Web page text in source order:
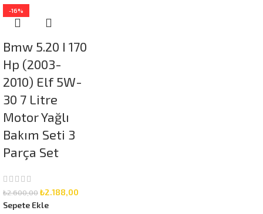
-16%
Bmw 5.20 I 170
Hp (2003-
2010) Elf 5W-
30 7 Litre
Motor Yağlı
Bakım Seti 3
Parça Set
₺2.600,00₺2.188,00
Sepete Ekle